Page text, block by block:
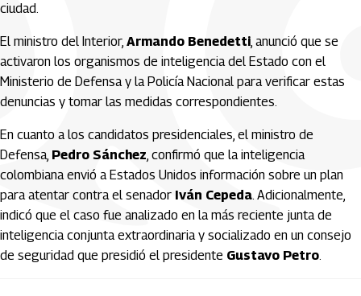
ciudad.
El ministro del Interior, Armando Benedetti, anunció que se
activaron los organismos de inteligencia del Estado con el
Ministerio de Defensa y la Policía Nacional para verificar estas
denuncias y tomar las medidas correspondientes.
En cuanto a los candidatos presidenciales, el ministro de
Defensa, Pedro Sánchez, confirmó que la inteligencia
colombiana envió a Estados Unidos información sobre un plan
para atentar contra el senador Iván Cepeda. Adicionalmente,
indicó que el caso fue analizado en la más reciente junta de
inteligencia conjunta extraordinaria y socializado en un consejo
de seguridad que presidió el presidente Gustavo Petro.